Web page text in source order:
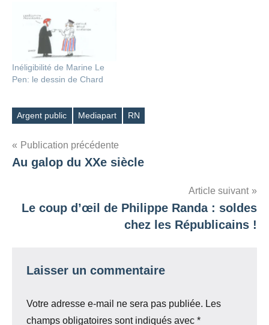
Inéligibilité de Marine Le
Pen: le dessin de Chard
Étiquettes
Argent public Mediapart RN
Navigation
de
Publication précédente
Au galop du XXe siècle
Article suivant
Le coup d’œil de Philippe Randa : soldes
chez les Républicains !
Laisser un commentaire
Votre adresse e-mail ne sera pas publiée. Les
champs obligatoires sont indiqués avec *